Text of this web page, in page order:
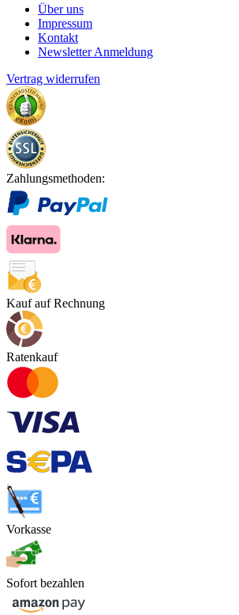
Über uns
Impressum
Kontakt
Newsletter Anmeldung
Vertrag widerrufen
Zahlungsmethoden:
Kauf auf Rechnung
Ratenkauf
Vorkasse
Sofort bezahlen